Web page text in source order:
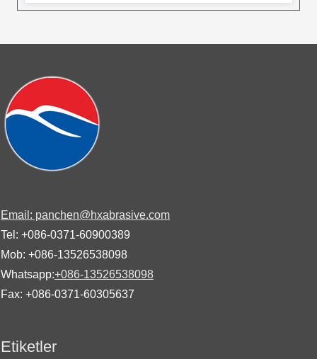
Email: panchen@hxabrasive.com
Tel: +086-0371-60900389
Mob: +086-13526538098
Whatsapp:+086-13526538098
Fax: +086-0371-60305637
Etiketler